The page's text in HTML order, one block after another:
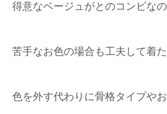
得意なベージュがとのコンビな
苦手なお色の場合も工夫して着た
色を外す代わりに骨格タイプや